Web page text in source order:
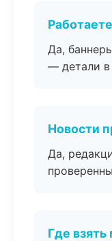
Да,
— детали в
Новости
Да,
Где